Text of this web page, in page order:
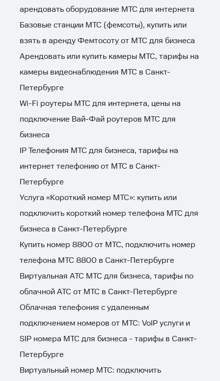
арендовать оборудование МТС для интернета
Базовые станции МТС (фемсоты), купить или
взять в аренду Фемтосоту от МТС для бизнеса
Арендовать или купить камеры МТС, тарифы на
камеры видеонаблюдения МТС в Санкт-
Петербурге
Wi-Fi роутеры МТС для интернета, цены на
подключение Вай-Фай роутеров МТС для
бизнеса
IP Телефония МТС для бизнеса, тарифы на
интернет телефонию от МТС в Санкт-
Петербурге
Услуга «Короткий номер МТС»: купить или
подключить короткий номер телефона МТС для
бизнеса в Санкт-Петербурге
Купить номер 8800 от МТС, подключить номер
телефона МТС 8800 в Санкт-Петербурге
Виртуальная АТС МТС для бизнеса, тарифы по
облачной АТС от МТС в Санкт-Петербурге
Облачная телефония с удаленным
подключением номеров от МТС: VoIP услуги и
SIP номера МТС для бизнеса - тарифы в Санкт-
Петербурге
Виртуальный номер МТС: подключить